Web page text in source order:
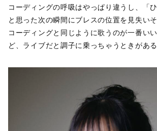
コーディングの呼吸はやっぱり違うし、「
と思った次の瞬間にブレスの位置を見失い
コーディングと同じように歌うのが一番い
ど、ライブだと調子に乗っちゃうときがある